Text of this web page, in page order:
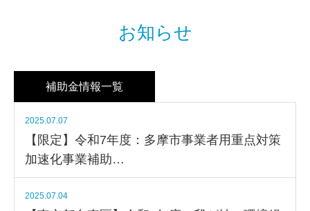
お知らせ
補助金情報一覧
2025.07.07
【限定】令和7年度：多摩市事業者用重点対策
加速化事業補助…
2025.07.04